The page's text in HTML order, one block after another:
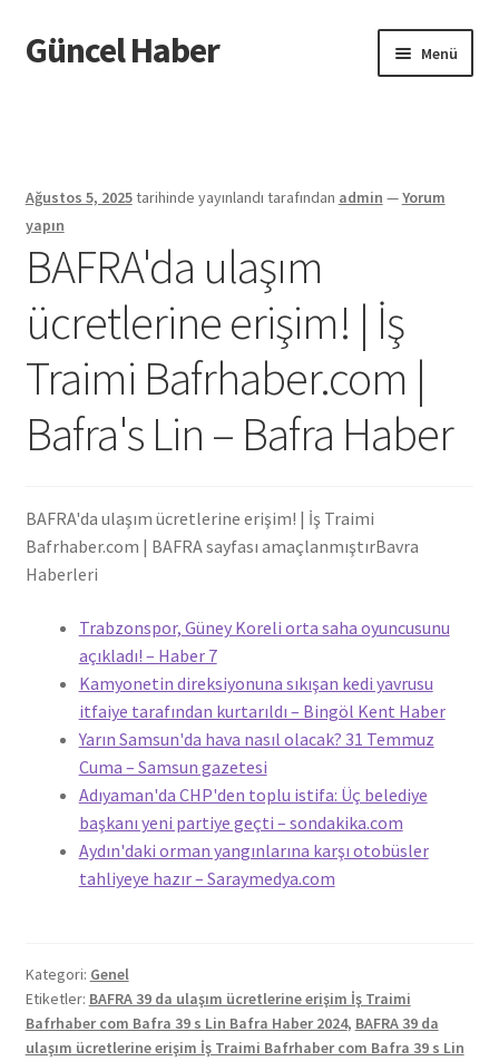
Dolaşıma
geç
İçeriğe
geç
Güncel Haber Menü
Ağustos 5, 2025tarihinde yayınlandı tarafından admin —Yorum
yapın
BAFRA'da ulaşım
ücretlerine erişim! | İş
Traimi Bafrhaber.com |
Bafra's Lin – Bafra Haber
BAFRA'da ulaşım ücretlerine erişim! | İş Traimi
Bafrhaber.com | BAFRA sayfası amaçlanmıştırBavra
Haberleri
Trabzonspor, Güney Koreli orta saha oyuncusunu
açıkladı! – Haber 7
Kamyonetin direksiyonuna sıkışan kedi yavrusu
itfaiye tarafından kurtarıldı – Bingöl Kent Haber
Yarın Samsun'da hava nasıl olacak? 31 Temmuz
Cuma – Samsun gazetesi
Adıyaman'da CHP'den toplu istifa: Üç belediye
başkanı yeni partiye geçti – sondakika.com
Aydın'daki orman yangınlarına karşı otobüsler
tahliyeye hazır – Saraymedya.com
Kategori: Genel
Etiketler: BAFRA 39 da ulaşım ücretlerine erişim İş Traimi
Bafrhaber com Bafra 39 s Lin Bafra Haber 2024, BAFRA 39 da
ulaşım ücretlerine erişim İş Traimi Bafrhaber com Bafra 39 s Lin